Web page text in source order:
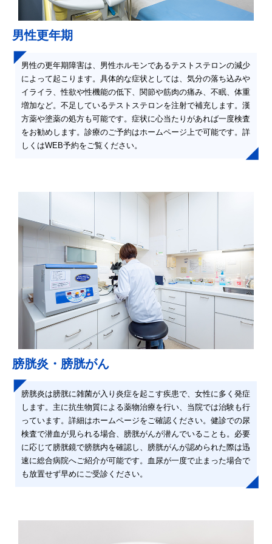
男性更年期
男性の更年期障害は、男性ホルモンであるテストステロンの減少
によって起こります。具体的な症状としては、気分の落ち込みや
イライラ、性欲や性機能の低下、関節や筋肉の痛み、不眠、体重
増加など。不足しているテストステロンを注射で補充します。漢
方薬や塗薬の処方も可能です。症状に心当たりがあれば一度検査
をお勧めします。診療のご予約はホームページ上で可能です。詳
しくはWEB予約をご覧ください。
膀胱炎・膀胱がん
膀胱炎は膀胱に雑菌が入り炎症を起こす疾患で、女性に多く発症
します。主に抗生物質による薬物治療を行い、当院では治験も行
っています。詳細はホームページをご確認ください。健診での尿
検査で潜血が見られる場合、膀胱がんが潜んでいることも。必要
に応じて膀胱鏡で膀胱内を確認し、膀胱がんが認められた際は迅
速に総合病院へご紹介が可能です。血尿が一度で止まった場合で
も放置せず早めにご受診ください。